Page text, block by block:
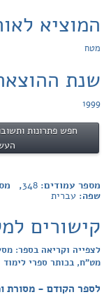
המוציא
מטח
שנת
1999
חפש פתרונות
מספר עמודים: 348
,
שפה: עברית
קישורים
לצפייה וקריאה בספר:
מט"ח, בכותר ספרי לימוד
לספר הקודם - מסורת